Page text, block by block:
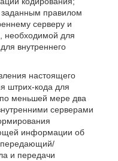
правилом
серверу и
необходимой для
внутреннего
настоящего
штрих-кода для
меньшей мере два
серверами
информации об
передающий/
и передачи